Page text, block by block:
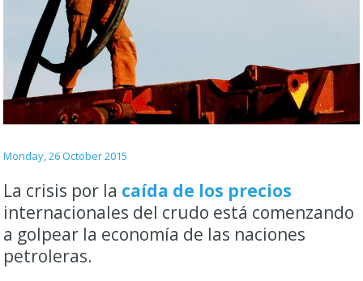
Monday, 26 October 2015
La crisis por la caída de los precios
internacionales del crudo está comenzando
a golpear la economía de las naciones
petroleras.